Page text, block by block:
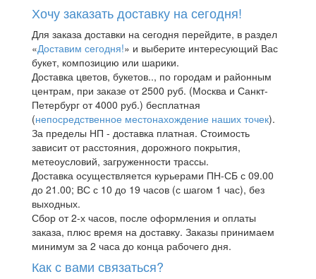
Хочу заказать доставку на сегодня!
Для заказа доставки на сегодня перейдите, в раздел
«Доставим сегодня!» и выберите интересующий Вас
букет, композицию или шарики.
Доставка цветов, букетов.., по городам и районным
центрам, при заказе от 2500 руб. (Москва и Санкт-
Петербург от 4000 руб.) бесплатная
(непосредственное местонахождение наших точек).
За пределы НП - доставка платная. Стоимость
зависит от расстояния, дорожного покрытия,
метеоусловий, загруженности трассы.
Доставка осуществляется курьерами ПН-СБ с 09.00
до 21.00; ВС с 10 до 19 часов (с шагом 1 час), без
выходных.
Сбор от 2-х часов, после оформления и оплаты
заказа, плюс время на доставку. Заказы принимаем
минимум за 2 часа до конца рабочего дня.
Как с вами связаться?